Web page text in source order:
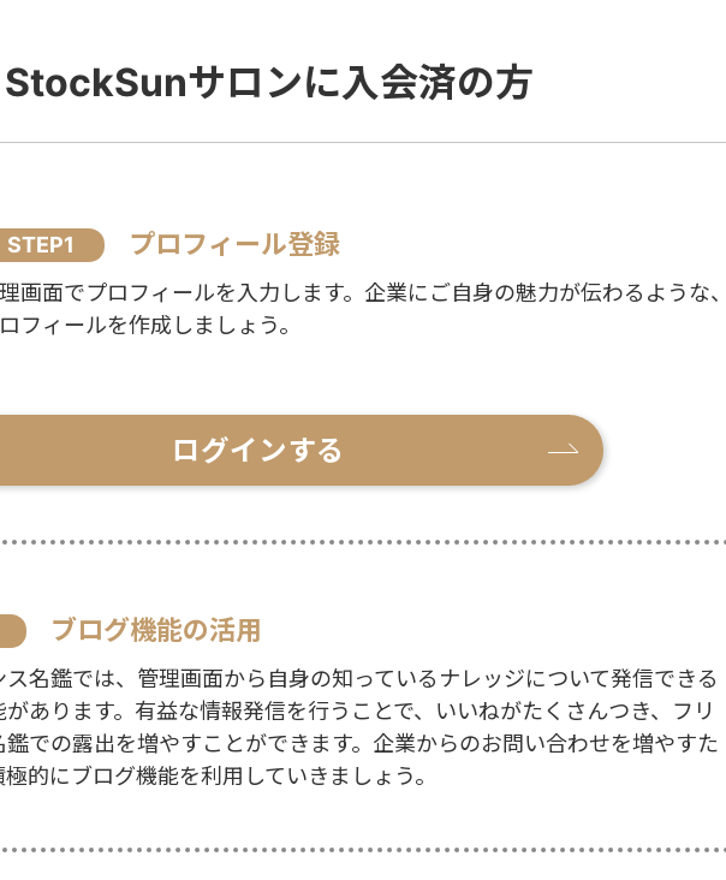
StockSunサロンに入会済の方
STEP1 プロフィール登録
画面でプロフィールを入力します。企業にご自身の魅力が伝わるような、
フィールを作成しましょう。
ログインする
ブログ機能の活用
ス名鑑では、管理画面から自身の知っているナレッジについて発信できる
あります。有益な情報発信を行うことで、いいねがたくさんつき、フリ
鑑での露出を増やすことができます。企業からのお問い合わせを増やすた
的にブログ機能を利用していきましょう。